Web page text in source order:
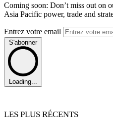
Coming soon: Don’t miss out on
Asia Pacific power, trade and
Entrez votre email
S'abonner
Loading...
LES PLUS RÉCENTS